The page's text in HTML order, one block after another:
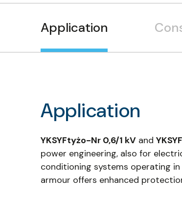
Application
Application
YKSYFtyżo-Nr 0,6/1 kV and
power engineering, also for
conditioning systems operating
armour offers enhanced